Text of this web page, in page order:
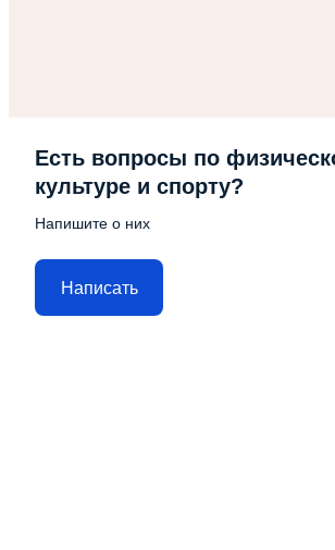
Есть вопросы по
культуре и спорту?
Напишите о них
Написать